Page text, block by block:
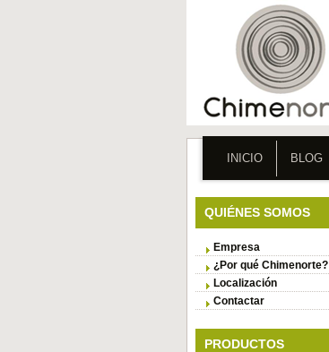
INICIO BLOG
QUIÉNES SOMOS
Empresa
¿Por qué Chimenorte?
Localización
Contactar
PRODUCTOS